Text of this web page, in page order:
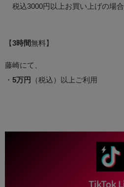
税込3000円以上お買い上げの場合
【 3時間無料】
藤崎にて、
・ 5万円 （税込）以上ご利用